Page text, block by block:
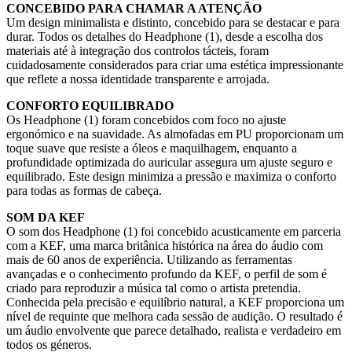
CONCEBIDO PARA CHAMAR A ATENÇÃO
Um design minimalista e distinto, concebido para se destacar e para
durar. Todos os detalhes do Headphone (1), desde a escolha dos
materiais até à integração dos controlos tácteis, foram
cuidadosamente considerados para criar uma estética impressionante
que reflete a nossa identidade transparente e arrojada.
CONFORTO EQUILIBRADO
Os Headphone (1) foram concebidos com foco no ajuste
ergonómico e na suavidade. As almofadas em PU proporcionam um
toque suave que resiste a óleos e maquilhagem, enquanto a
profundidade optimizada do auricular assegura um ajuste seguro e
equilibrado. Este design minimiza a pressão e maximiza o conforto
para todas as formas de cabeça.
SOM DA KEF
O som dos Headphone (1) foi concebido acusticamente em parceria
com a KEF, uma marca britânica histórica na área do áudio com
mais de 60 anos de experiência. Utilizando as ferramentas
avançadas e o conhecimento profundo da KEF, o perfil de som é
criado para reproduzir a música tal como o artista pretendia.
Conhecida pela precisão e equilíbrio natural, a KEF proporciona um
nível de requinte que melhora cada sessão de audição. O resultado é
um áudio envolvente que parece detalhado, realista e verdadeiro em
todos os géneros.